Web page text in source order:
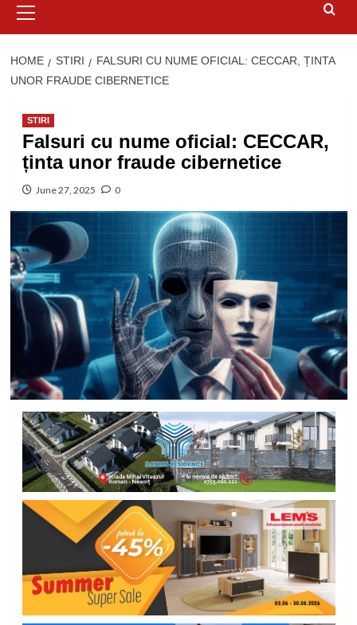
Menu
HOME STIRI
FALSURI CU NUME OFICIAL: CECCAR, ȚINTA
UNOR FRAUDE CIBERNETICE
STIRI
Falsuri cu nume oficial: CECCAR,
ținta unor fraude cibernetice
June 27, 2025 0